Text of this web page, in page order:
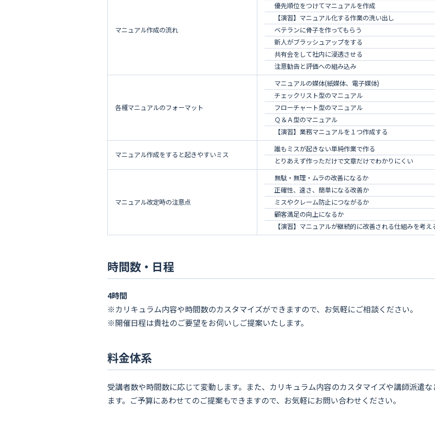
マニュアル作成の流れ
優先順位をつけてマニュアルを作成
【演習】マニュアル化する作業の洗い出し
ベテランに骨子を作ってもらう
新人がブラッシュアップをする
共有会をして社内に浸透させる
注意勧告と評価への組み込み
各種マニュアルのフォーマット
マニュアルの媒体(紙媒体、電子媒体)
チェックリスト型のマニュアル
フローチャート型のマニュアル
Ｑ＆Ａ型のマニュアル
【演習】業務マニュアルを１つ作成する
マニュアル作成をすると起きやすいミス
誰もミスが起きない単純作業で作る
とりあえず作っただけで文章だけでわかりにくい
マニュアル改定時の注意点
無駄・無理・ムラの改善になるか
正確性、速さ、簡単になる改善か
ミスやクレーム防止につながるか
顧客満足の向上になるか
【演習】マニュアルが継続的に改善される仕組みを考え
時間数・日程
4時間
※カリキュラム内容や時間数のカスタマイズができますので、お気軽にご相談ください。
※開催日程は貴社のご要望をお伺いしご提案いたします。
料金体系
受講者数や時間数に応じて変動します。また、カリキュラム内容のカスタマイズや講師派遣
ます。ご予算にあわせてのご提案もできますので、お気軽にお問い合わせください。